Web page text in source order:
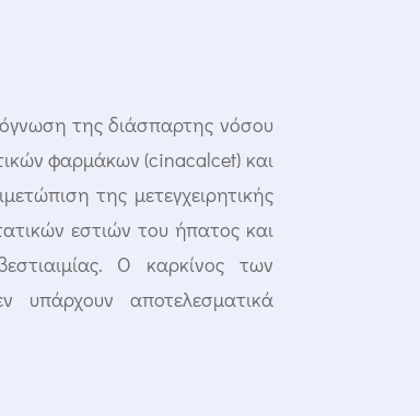
της διάσπαρτης νόσου
φαρμάκων (cinacalcet) και
της μετεγχειρητικής
εστιών του ήπατος και
Ο καρκίνος των
υπάρχουν αποτελεσματικά